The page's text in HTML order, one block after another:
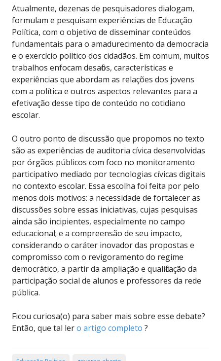
Atualmente, dezenas de pesquisadores dialogam,
formulam e pesquisam experiências de Educação
Política, com o objetivo de disseminar conteúdos
fundamentais para o amadurecimento da democracia
e o exercício político dos cidadãos. Em comum, muitos
trabalhos enfocam desafios, características e
experiências que abordam as relações dos jovens
com a política e outros aspectos relevantes para a
efetivação desse tipo de conteúdo no cotidiano
escolar.
O outro ponto de discussão que propomos no texto
são as experiências de auditoria cívica desenvolvidas
por órgãos públicos com foco no monitoramento
participativo mediado por tecnologias cívicas digitais
no contexto escolar. Essa escolha foi feita por pelo
menos dois motivos: a necessidade de fortalecer as
discussões sobre essas iniciativas, cujas pesquisas
ainda são incipientes, especialmente no campo
educacional; e a compreensão de seu impacto,
considerando o caráter inovador das propostas e
compromisso com o revigoramento do regime
democrático, a partir da ampliação e qualificação da
participação social de alunos e professores da rede
pública.
Ficou curiosa(o) para saber mais sobre esse debate?
Então, que tal lero artigo completo ?